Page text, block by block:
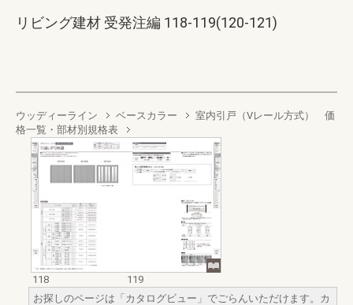
リビング建材 受発注編 118-119(120-121)
ウッディーライン ベースカラー
室内引戸（Vレール方式） 価
格一覧・部材別規格表
118
119
お探しのページは「カタログビュー」でごらんいただけます。カ